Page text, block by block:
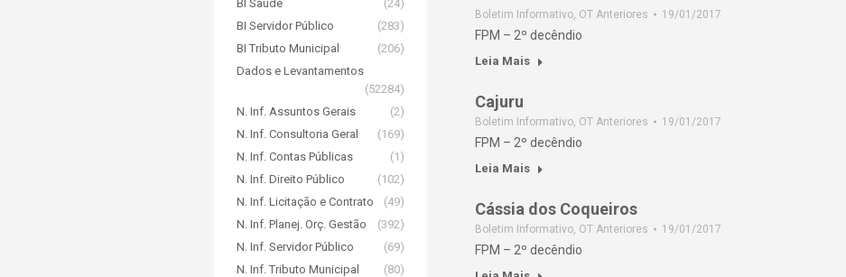
Boletim Informativo, OT Anteriores 19/01/2017
FPM – 2º decêndio
Leia Mais
Cajuru
Boletim Informativo, OT Anteriores 19/01/2017
FPM – 2º decêndio
Leia Mais
Cássia dos Coqueiros
Boletim Informativo, OT Anteriores 19/01/2017
FPM – 2º decêndio
BI Saúde
(24)
BI Servidor Público
(283)
BI Tributo Municipal
(206)
Dados e Levantamentos
(52284)
N. Inf. Assuntos Gerais
(2)
N. Inf. Consultoria Geral
(169)
N. Inf. Contas Públicas
(1)
N. Inf. Direito Público
(102)
N. Inf. Licitação e Contrato
(49)
N. Inf. Planej. Orç. Gestão
(392)
N. Inf. Servidor Público
(69)
N. Inf. Tributo Municipal
(80)